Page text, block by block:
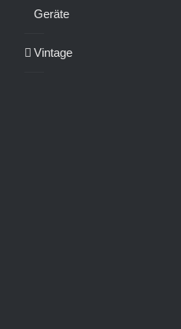
Geräte
Vintage